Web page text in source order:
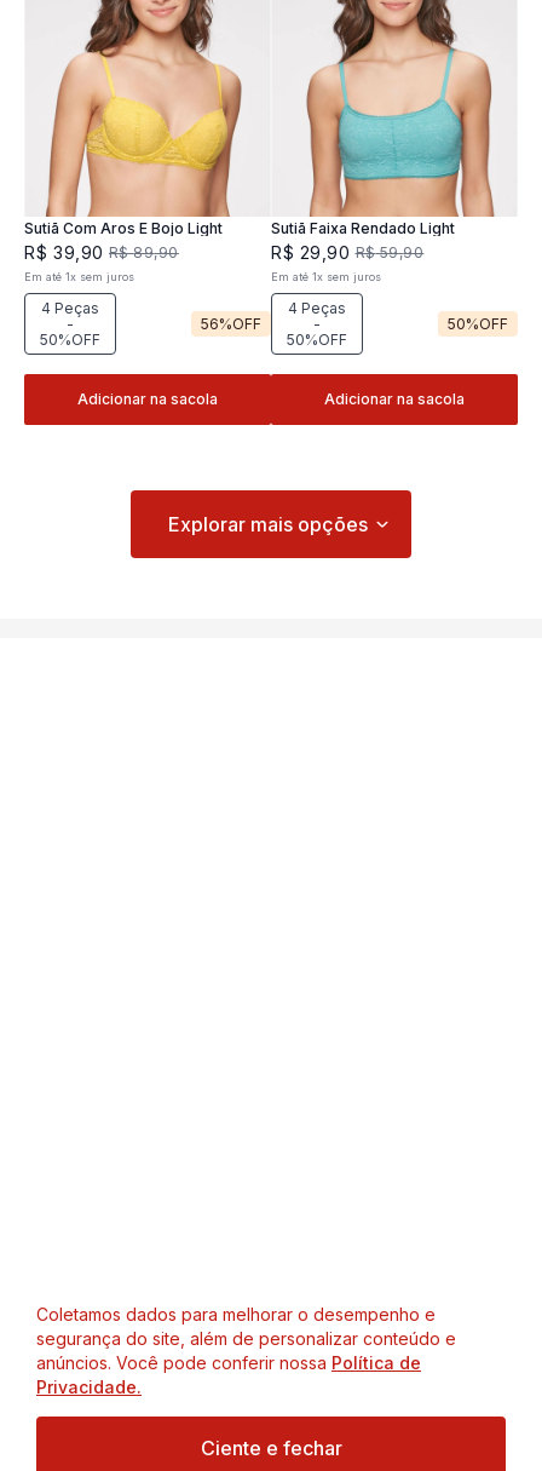
Coletamos dados para melhorar o desempenho e
segurança do site, além de personalizar conteúdo e
anúncios. Você pode conferir nossa Política de
Privacidade.
Ciente e fechar
Sutiã Com Aros E Bojo Light
R$ 39 90 R$ 89,90
Em até1x sem juros
4 Peças
-
50%OFF
56%OFF
Adicionar na sacola
Sutiã Faixa Rendado Light
R$ 29 ,90 R$ 59,90
Em até 1x sem juros
4 Peças
-
50%OFF
50%OFF
Adicionar na sacola